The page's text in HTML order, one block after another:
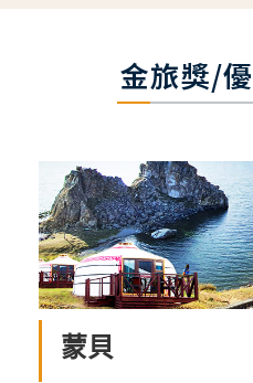
金旅獎/
蒙貝